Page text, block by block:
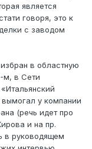
является
говоря, это к
с заводом
в областную
м, в Сети
у компании
(речь идет про
и на пр.
в руководящем